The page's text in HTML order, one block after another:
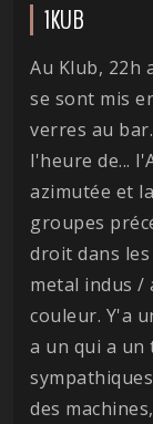
1KUB
Au Klub, 22h
se sont mis
verres au
l'heure de...
azimutée et
groupes
droit dans les
metal indus /
couleur. Y'a
a un qui a un
des